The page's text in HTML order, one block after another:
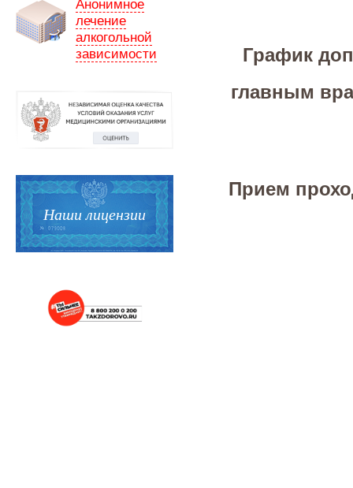
График
главным
Прием
Анонимное
лечение
алкогольной
зависимости
Наши лицензии